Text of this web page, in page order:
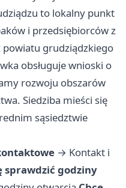
to lokalny punkt
i przedsiębiorców z
grudziądzkiego
obsługuje wnioski o
rozwoju obszarów
Siedziba mieści się
sąsiedztwie
→ Kontakt i
sprawdzić godziny